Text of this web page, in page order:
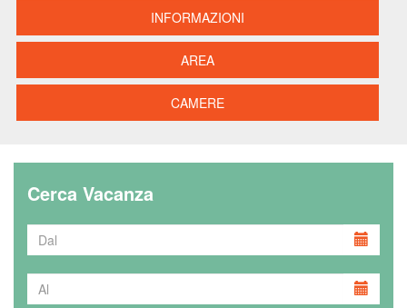
INFORMAZIONI
AREA
CAMERE
Cerca Vacanza